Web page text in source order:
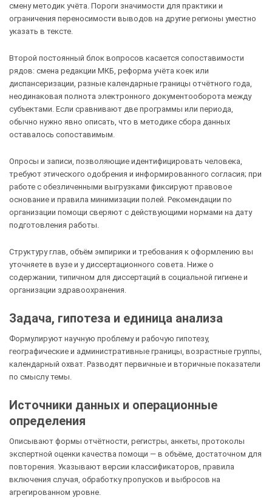
смену методик учёта. Пороги значимости для практики и
ограничения переносимости выводов на другие регионы уместно
указать в тексте.
Второй постоянный блок вопросов касается сопоставимости
рядов: смена редакции МКБ, реформа учёта коек или
диспансеризации, разные календарные границы отчётного года,
неодинаковая полнота электронного документооборота между
субъектами. Если сравнивают две программы или периода,
обычно нужно явно описать, что в методике сбора данных
оставалось сопоставимым.
Опросы и записи, позволяющие идентифицировать человека,
требуют этического одобрения и информированного согласия; при
работе с обезличенными выгрузками фиксируют правовое
основание и правила минимизации полей. Рекомендации по
организации помощи сверяют с действующими нормами на дату
подготовления работы.
Структуру глав, объём эмпирики и требования к оформлению вы
уточняете в вузе и у диссертационного совета. Ниже о
содержании, типичном для диссертаций в социальной гигиене и
организации здравоохранения.
Задача, гипотеза и единица анализа
Формулируют научную проблему и рабочую гипотезу,
географические и административные границы, возрастные группы,
календарный охват. Разводят первичные и вторичные показатели
по смыслу темы.
Источники данных и операционные
определения
Описывают формы отчётности, регистры, анкеты, протоколы
экспертной оценки качества помощи — в объёме, достаточном для
повторения. Указывают версии классификаторов, правила
включения случая, обработку пропусков и выбросов на
агрегированном уровне.